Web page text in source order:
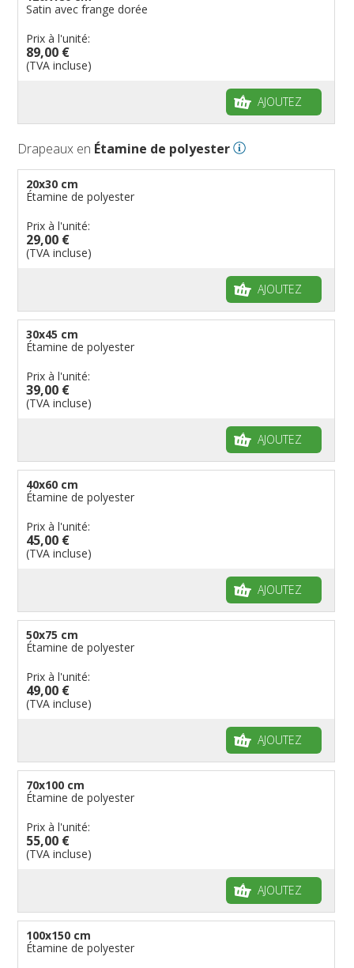
Satin avec frange dorée
Prix à l'unité:
89,00 €
(TVA incluse)
AJOUTEZ
Drapeaux en Étamine de polyester
20x30 cm
Étamine de polyester
Prix à l'unité:
29,00 €
(TVA incluse)
AJOUTEZ
30x45 cm
Étamine de polyester
Prix à l'unité:
39,00 €
(TVA incluse)
AJOUTEZ
40x60 cm
Étamine de polyester
Prix à l'unité:
45,00 €
(TVA incluse)
AJOUTEZ
50x75 cm
Étamine de polyester
Prix à l'unité:
49,00 €
(TVA incluse)
AJOUTEZ
70x100 cm
Étamine de polyester
Prix à l'unité:
55,00 €
(TVA incluse)
AJOUTEZ
100x150 cm
Étamine de polyester